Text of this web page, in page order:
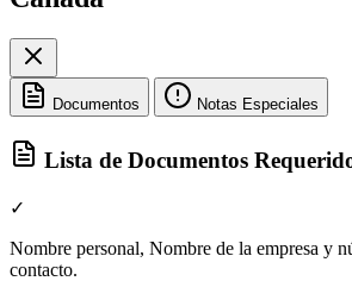
Documentos Notas Especiales
Lista de Documentos
✓
Nombre personal, Nombre de la empresa y
contacto.